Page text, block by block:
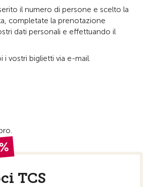
il numero di persone e scelto la
completate la prenotazione
dati personali e effettuando il
i vostri biglietti via e-mail.
TCS